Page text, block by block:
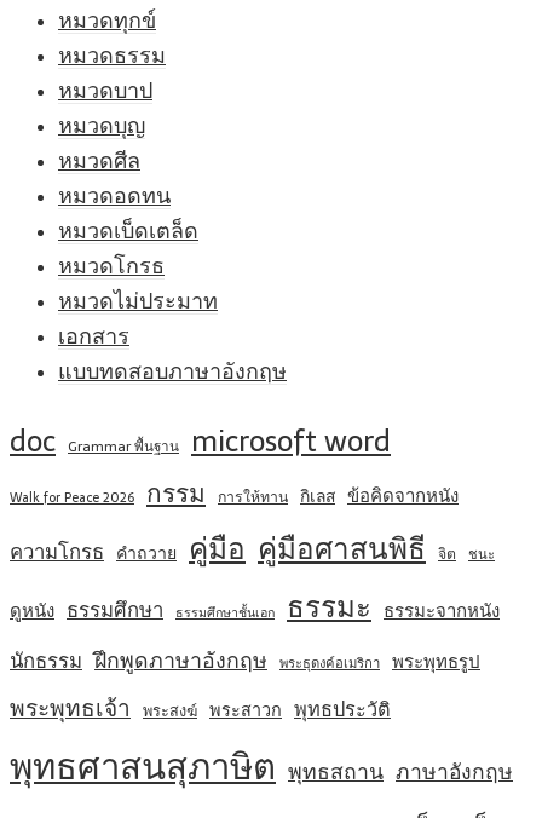
หมวดทุกข์
หมวดธรรม
หมวดบาป
หมวดบุญ
หมวดศีล
หมวดอดทน
หมวดเบ็ดเตล็ด
หมวดโกรธ
หมวดไม่ประมาท
เอกสาร
แบบทดสอบภาษาอังกฤษ
doc Grammar พื้นฐาน microsoft word
Walk for Peace 2026 กรรม การให้ทาน กิเลส ข้อคิดจากหนัง
ความโกรธ คำถวาย คู่มือ คู่มือศาสนพิธี จิต ชนะ
ดูหนัง ธรรมศึกษา ธรรมศึกษาชั้นเอก ธรรมะ ธรรมะจากหนัง
นักธรรม ฝึกพูดภาษาอังกฤษ พระธุดงค์อเมริกา พระพุทธรูป
พระพุทธเจ้า พระสงฆ์ พระสาวก พุทธประวัติ
พุทธศาสนสุภาษิต พุทธสถาน ภาษาอังกฤษ